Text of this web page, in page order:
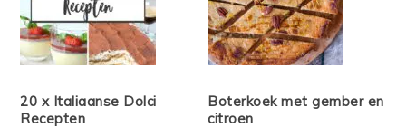
20 x Italiaanse Dolci
Recepten
Boterkoek met gember en
citroen